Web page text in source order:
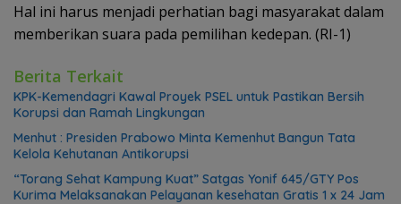
Hal ini harus menjadi perhatian bagi masyarakat dalam
memberikan suara pada pemilihan kedepan. (RI-1)
Berita Terkait
KPK-Kemendagri Kawal Proyek PSEL untuk Pastikan Bersih
Korupsi dan Ramah Lingkungan
Menhut : Presiden Prabowo Minta Kemenhut Bangun Tata
Kelola Kehutanan Antikorupsi
“Torang Sehat Kampung Kuat” Satgas Yonif 645/GTY Pos
Kurima Melaksanakan Pelayanan kesehatan Gratis 1 x 24 Jam